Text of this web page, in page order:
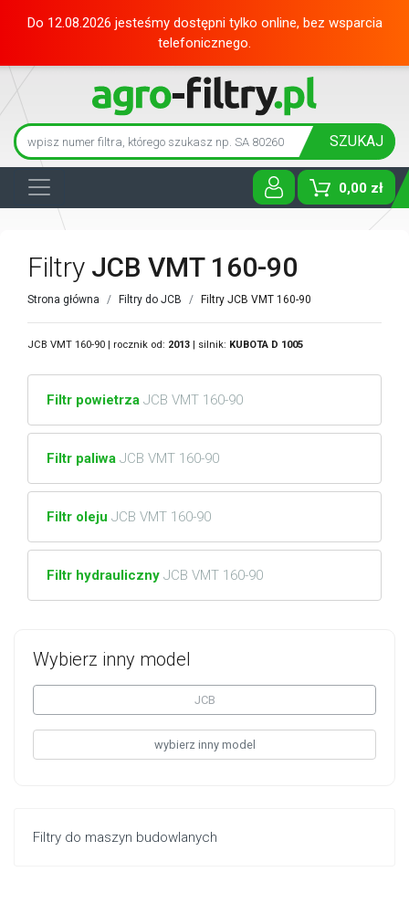
Do 12.08.2026 jesteśmy dostępni tylko online, bez wsparcia
telefonicznego.
SZUKAJ
0,00 zł
Toggle
Wybierz inny model
JCB
wybierz inny model
Filtry do maszyn budowlanych
Filtry JCB VMT 160-90
Strona główna Filtry do JCB Filtry JCB VMT 160-90
JCB VMT 160-90 | rocznik od: 2013 | silnik: KUBOTA D 1005
Filtr powietrza JCB VMT 160-90
Filtr paliwa JCB VMT 160-90
Filtr oleju JCB VMT 160-90
Filtr hydrauliczny JCB VMT 160-90